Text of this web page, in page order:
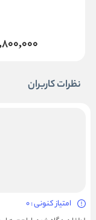
نظرات کاربران
امتیاز کنونی : 0